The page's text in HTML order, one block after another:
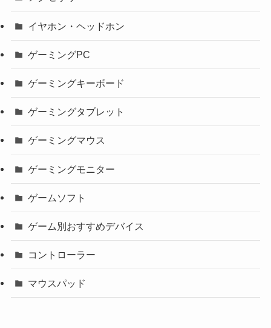
イヤホン・ヘッドホン
ゲーミングPC
ゲーミングキーボード
ゲーミングタブレット
ゲーミングマウス
ゲーミングモニター
ゲームソフト
ゲーム別おすすめデバイス
コントローラー
マウスパッド